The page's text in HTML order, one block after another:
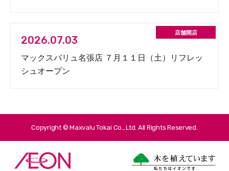
2026.07.03
マックスバリュ名張店 ７月１１日（土）リフレッ
シュオープン
Copyright © Maxvalu Tokai Co., Ltd. All Rights Reserved.